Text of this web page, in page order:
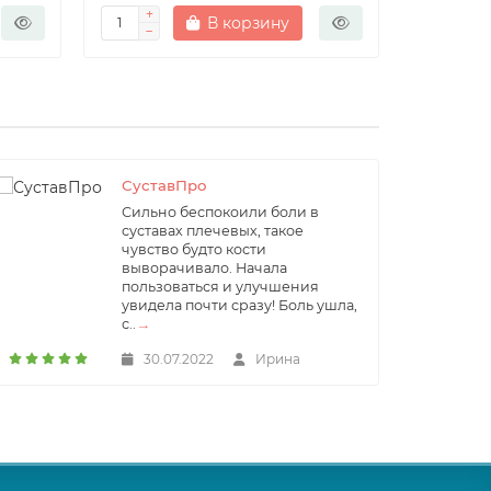
В корзину
СуставПро
Сильно беспокоили боли в
суставах плечевых, такое
чувство будто кости
выворачивало. Начала
пользоваться и улучшения
увидела почти сразу! Боль ушла,
с.. →
30.07.2022 Ирина